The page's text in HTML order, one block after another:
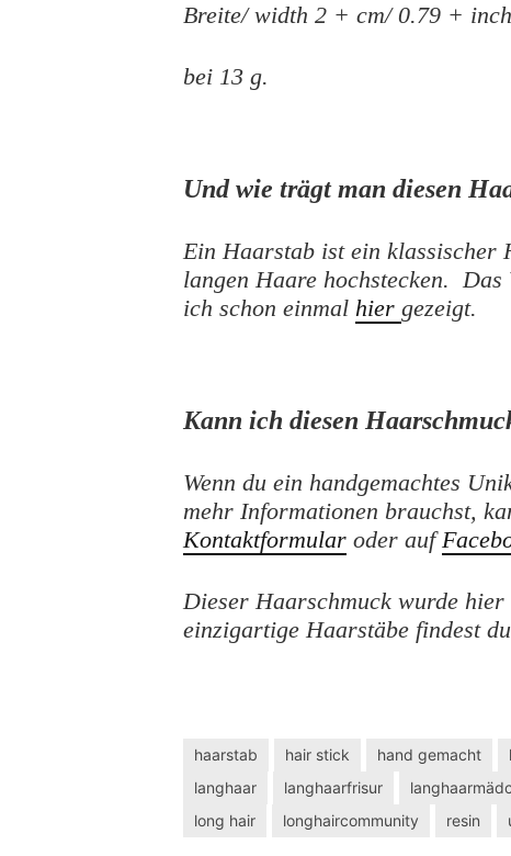
Breite/ width 2 + cm/ 0.79 + inch
bei 13 g.
Und wie trägt man diesen
Ein Haarstab ist ein klassischer
langen Haare hochstecken. Das
ich schon einmal hier gezeigt.
Kann ich diesen
Wenn du ein handgemachtes
mehr Informationen brauchst,
Kontaktformular oder auf
Dieser Haarschmuck wurde
einzigartige Haarstäbe findest
haarstab hair stick hand gemacht
langhaar
langhaarfrisur
long hair
longhaircommunity resin